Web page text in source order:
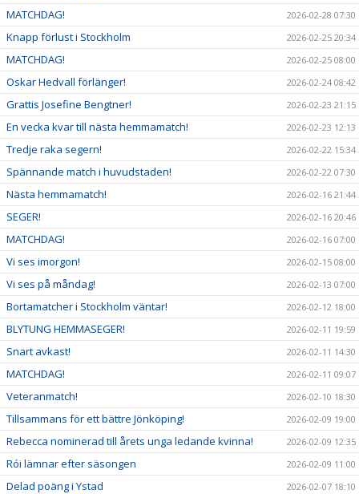
MATCHDAG! 2026-02-28 07:30
Knapp förlust i Stockholm 2026-02-25 20:34
MATCHDAG! 2026-02-25 08:00
Oskar Hedvall förlänger! 2026-02-24 08:42
Grattis Josefine Bengtner! 2026-02-23 21:15
En vecka kvar till nästa hemmamatch! 2026-02-23 12:13
Tredje raka segern! 2026-02-22 15:34
Spännande match i huvudstaden! 2026-02-22 07:30
Nästa hemmamatch! 2026-02-16 21:44
SEGER! 2026-02-16 20:46
MATCHDAG! 2026-02-16 07:00
Vi ses imorgon! 2026-02-15 08:00
Vi ses på måndag! 2026-02-13 07:00
Bortamatcher i Stockholm väntar! 2026-02-12 18:00
BLYTUNG HEMMASEGER! 2026-02-11 19:59
Snart avkast! 2026-02-11 14:30
MATCHDAG! 2026-02-11 09:07
Veteranmatch! 2026-02-10 18:30
Tillsammans för ett bättre Jönköping! 2026-02-09 19:00
Rebecca nominerad till årets unga ledande kvinna! 2026-02-09 12:35
Rói lämnar efter säsongen 2026-02-09 11:00
Delad poäng i Ystad 2026-02-07 18:10